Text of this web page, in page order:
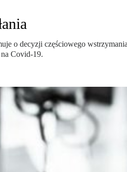
o decyzji częściowego
Covid-19.